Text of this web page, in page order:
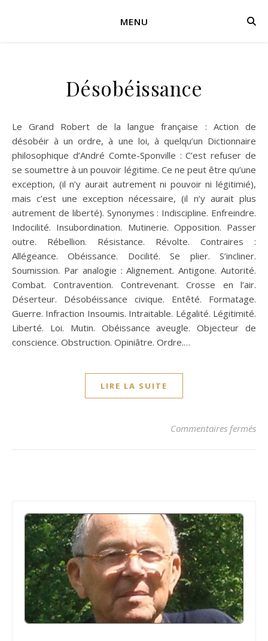
MENU
Désobéissance
Le Grand Robert de la langue française : Action de
désobéir à un ordre, à une loi, à quelqu’un Dictionnaire
philosophique d’André Comte-Sponville : C’est refuser de
se soumettre à un pouvoir légitime. Ce ne peut être qu’une
exception, (il n’y aurait autrement ni pouvoir ni légitimié),
mais c’est une exception nécessaire, (il n’y aurait plus
autrement de liberté). Synonymes : Indiscipline. Enfreindre.
Indocilité. Insubordination. Mutinerie. Opposition. Passer
outre. Rébellion. Résistance. Révolte. Contraires :
Allégeance. Obéissance. Docilité. Se plier. S’incliner.
Soumission. Par analogie : Alignement. Antigone. Autorité.
Combat. Contravention. Contrevenant. Crosse en l’air.
Déserteur. Désobéissance civique. Entêté. Formatage.
Guerre. Infraction Insoumis. Intraitable. Légalité. Légitimité.
Liberté. Loi. Mutin. Obéissance aveugle. Objecteur de
conscience. Obstruction. Opiniâtre. Ordre.…
LIRE LA SUITE
Commentaires fermés